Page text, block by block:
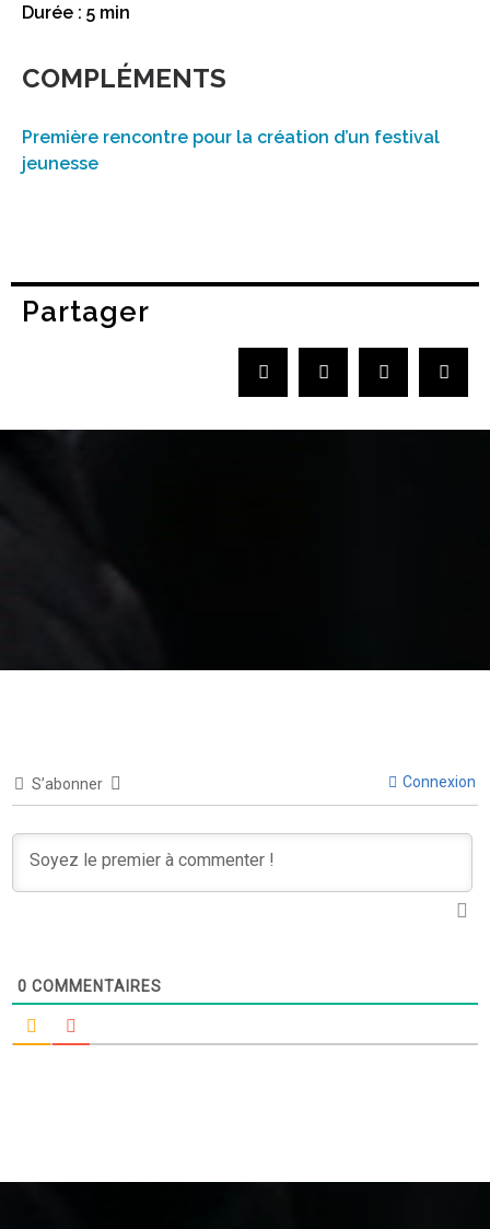
Durée : 5 min
COMPLÉMENTS
Première rencontre pour la création d’un festival
jeunesse
Partager
S’abonner Connexion
0 COMMENTAIRES